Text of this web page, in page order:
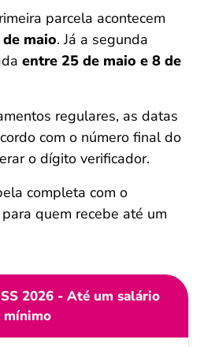
parcela acontecem
maio. Já a segunda
entre 25 de maio e 8 de
regulares, as datas
com o número final do
o dígito verificador.
completa com o
quem recebe até um
2026 - Até um salário
mínimo